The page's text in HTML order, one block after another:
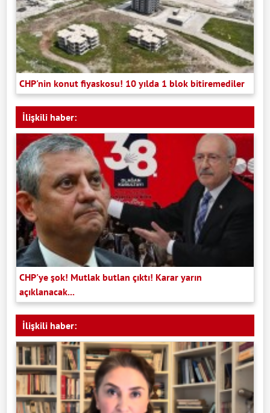
CHP'nin konut fiyaskosu! 10 yılda 1 blok bitiremediler
İlişkili haber:
CHP'ye şok! Mutlak butlan çıktı! Karar yarın
açıklanacak...
İlişkili haber: